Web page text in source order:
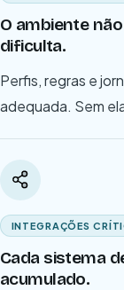
O ambiente
dificulta.
Perfis, regras e
adequada. Sem
INTEGRAÇÕES
Cada sistema
acumulado.